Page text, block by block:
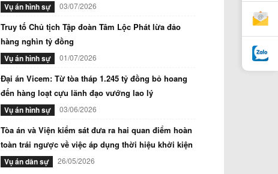
Vụ án hình sự 03/07/2026
Truy tố Chủ tịch Tập đoàn Tâm Lộc Phát lừa đảo
hàng nghìn tỷ đồng
Vụ án hình sự 01/07/2026
Đại án Vicem: Từ tòa tháp 1.245 tỷ đồng bỏ hoang
đến hàng loạt cựu lãnh đạo vướng lao lý
Vụ án hình sự 03/06/2026
Tòa án và Viện kiểm sát đưa ra hai quan điểm hoàn
toàn trái ngược về việc áp dụng thời hiệu khởi kiện
Vụ án dân sự 26/05/2026